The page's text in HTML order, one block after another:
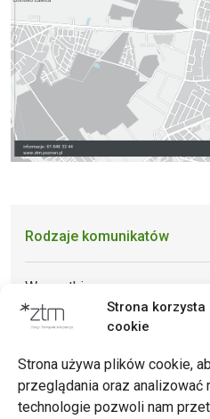
Strona korzysta
cookie
Strona używa plików cookie,
przeglądania oraz analizować
technologie pozwoli nam
Rodzaje komunikatów
Wszystkie
Archiwum